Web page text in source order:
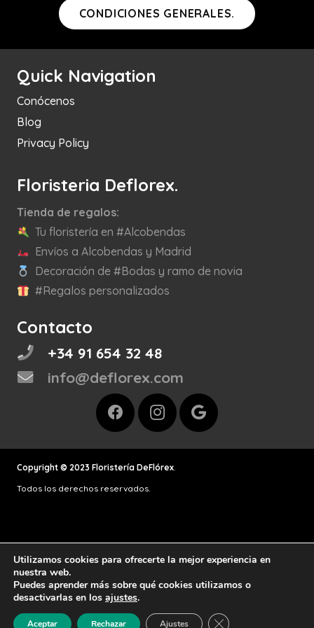
CONDICIONES GENERALES.
Quick Navigation
Conócenos
Blog
Privacy Policy
Floristeria Deflorex.
Tienda de regalos:
Tu floristería en #Alcobendas
Envíos a Alcobendas y Madrid
Decoración de #Bodas y ramo de novia
#Regalos personalizados
Contacto
+34 91 654 32 48
info@deflorex.com
Copyright © 2023 Floristería DeFlórex
Todos los derechos reservados.
Política de devoluciones y reembolsos
Política de privacidad y protección de datos
Utilizamos cookies para ofrecerte la mejor experiencia en
nuestra web.
Puedes aprender más sobre qué cookies utilizamos o
desactivarlas en los ajustes.
Aceptar Rechazar Ajustes Cerrar el banner de